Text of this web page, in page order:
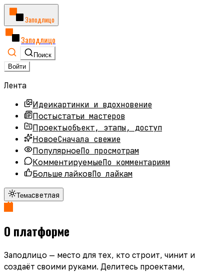
Заподлицо
Заподлицо
Поиск
Войти
Лента
Идеикартинки и вдохновение
Постыстатьи мастеров
Проектыобъект, этапы, доступ
НовоеСначала свежие
ПопулярноеПо просмотрам
КомментируемыеПо комментариям
Больше лайковПо лайкам
Темасветлая
О платформе
Заподлицо — место для тех, кто строит, чинит и
создаёт своими руками. Делитесь проектами,